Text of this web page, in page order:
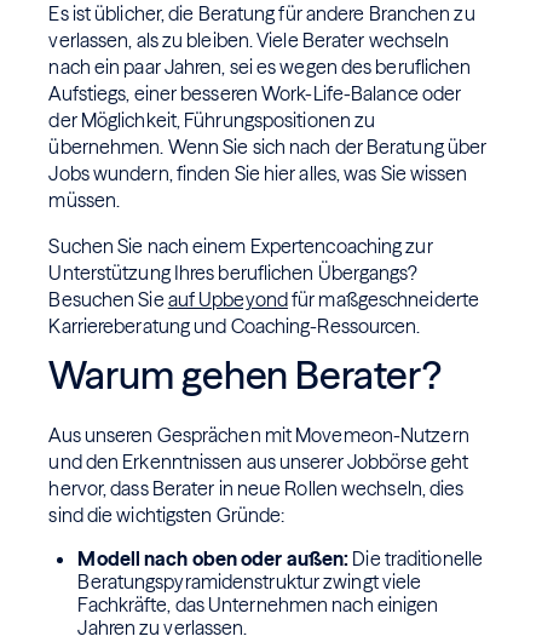
Es ist üblicher, die Beratung für andere Branchen zu
verlassen, als zu bleiben. Viele Berater wechseln
nach ein paar Jahren, sei es wegen des beruflichen
Aufstiegs, einer besseren Work-Life-Balance oder
der Möglichkeit, Führungspositionen zu
übernehmen. Wenn Sie sich nach der Beratung über
Jobs wundern, finden Sie hier alles, was Sie wissen
müssen.
Suchen Sie nach einem Expertencoaching zur
Unterstützung Ihres beruflichen Übergangs?
Besuchen Sie auf Upbeyondfür maßgeschneiderte
Karriereberatung und Coaching-Ressourcen.
Warum gehen Berater?
Aus unseren Gesprächen mit Movemeon-Nutzern
und den Erkenntnissen aus unserer Jobbörse geht
hervor, dass Berater in neue Rollen wechseln, dies
sind die wichtigsten Gründe:
Modell nach oben oder außen: Die traditionelle
Beratungspyramidenstruktur zwingt viele
Fachkräfte, das Unternehmen nach einigen
Jahren zu verlassen.